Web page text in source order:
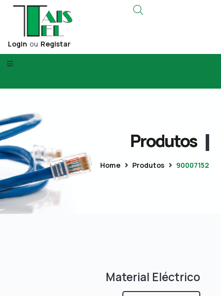
Login ou Registar
Produtos
Home Produtos 90007152
Material Eléctrico